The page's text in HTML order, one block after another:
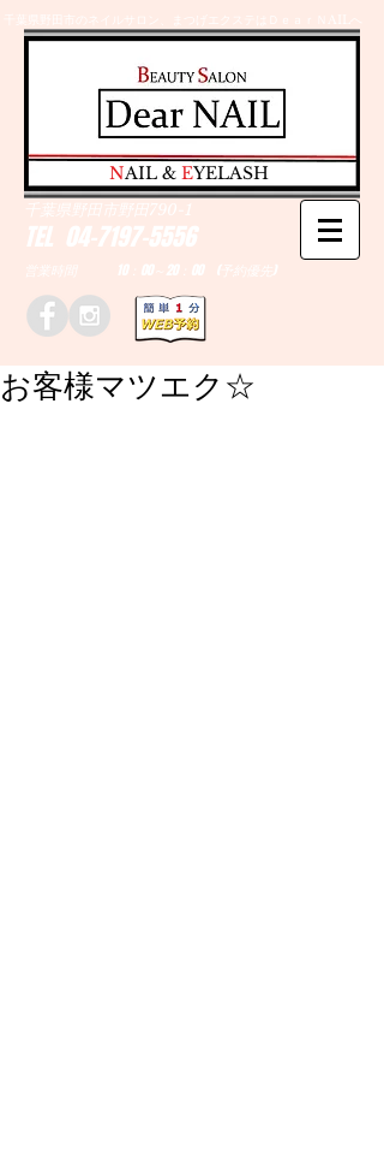
千葉県野田市のネイルサロン、まつげエクステはＤｅａｒＮAILへ
TEL 04-7197-5556
営業時間 10：00～20：00 (予約優先)
千葉県野田市野田790-1
​NAIL & EYELASH
お客様マツエク☆